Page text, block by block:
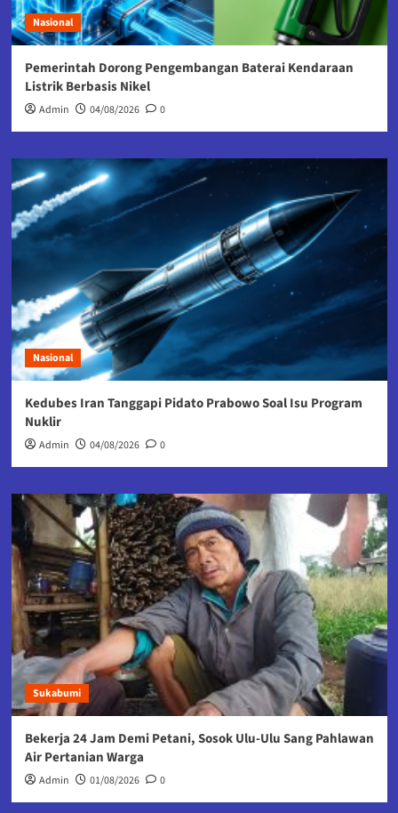
Nasional
Pemerintah Dorong Pengembangan Baterai Kendaraan
Listrik Berbasis Nikel
Admin 04/08/2026 0
Nasional
Kedubes Iran Tanggapi Pidato Prabowo Soal Isu Program
Nuklir
Admin 04/08/2026 0
Sukabumi
Bekerja 24 Jam Demi Petani, Sosok Ulu-Ulu Sang Pahlawan
Air Pertanian Warga
Admin 01/08/2026 0